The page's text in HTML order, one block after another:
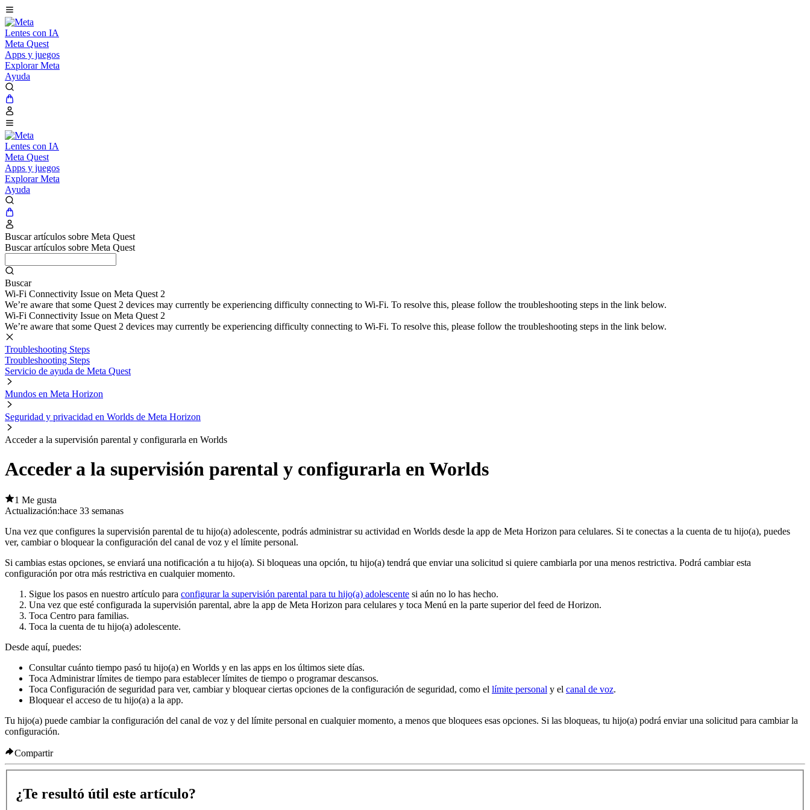
Lentes con IA
Meta Quest
Apps y juegos
Explorar Meta
Ayuda
Lentes con IA
Meta Quest
Apps y juegos
Explorar Meta
Ayuda
Buscar artículos sobre Meta Quest
Buscar artículos sobre Meta Quest
Buscar
Wi-Fi Connectivity Issue on Meta Quest 2
We’re aware that some Quest 2 devices may currently be experiencing difficulty connecting to Wi-Fi. To resolve this, please follow the troubleshooting steps in the link below.
Wi-Fi Connectivity Issue on Meta Quest 2
We’re aware that some Quest 2 devices may currently be experiencing difficulty connecting to Wi-Fi. To resolve this, please follow the troubleshooting steps in the link below.
Troubleshooting Steps
Troubleshooting Steps
Servicio de ayuda de Meta Quest
Mundos en Meta Horizon
Seguridad y privacidad en Worlds de Meta Horizon
Acceder a la supervisión parental y configurarla en Worlds
Acceder a la supervisión parental y configurarla en Worlds
1 Me gusta
Actualización:hace 33 semanas
Una vez que configures la supervisión parental de tu hijo(a) adolescente, podrás administrar su actividad en Worlds desde la app de Meta Horizon para celulares. Si te conectas a la cuenta de tu hijo(a), puedes
ver, cambiar o bloquear la configuración del canal de voz y el límite personal.
Si cambias estas opciones, se enviará una notificación a tu hijo(a). Si bloqueas una opción, tu hijo(a) tendrá que enviar una solicitud si quiere cambiarla por una menos restrictiva. Podrá cambiar esta
configuración por otra más restrictiva en cualquier momento.
Sigue los pasos en nuestro artículo para configurar la supervisión parental para tu hijo(a) adolescente si aún no lo has hecho.
Una vez que esté configurada la supervisión parental, abre la app de Meta Horizon para celulares y toca Menú en la parte superior del feed de Horizon.
Toca Centro para familias.
Toca la cuenta de tu hijo(a) adolescente.
Desde aquí, puedes:
Consultar cuánto tiempo pasó tu hijo(a) en Worlds y en las apps en los últimos siete días.
Toca Administrar límites de tiempo para establecer límites de tiempo o programar descansos.
Toca Configuración de seguridad para ver, cambiar y bloquear ciertas opciones de la configuración de seguridad, como el límite personal y el canal de voz.
Bloquear el acceso de tu hijo(a) a la app.
Tu hijo(a) puede cambiar la configuración del canal de voz y del límite personal en cualquier momento, a menos que bloquees esas opciones. Si las bloqueas, tu hijo(a) podrá enviar una solicitud para cambiar la
configuración.
Compartir
¿Te resultó útil este artículo?